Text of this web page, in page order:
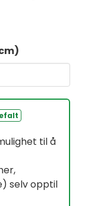
til å
selv opptil